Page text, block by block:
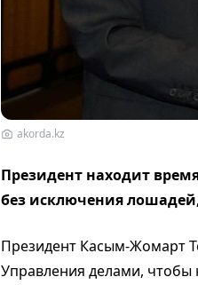
akorda.kz
Президент находит
без исключения
Президент Касым-Жомарт
Управления делами, чтобы